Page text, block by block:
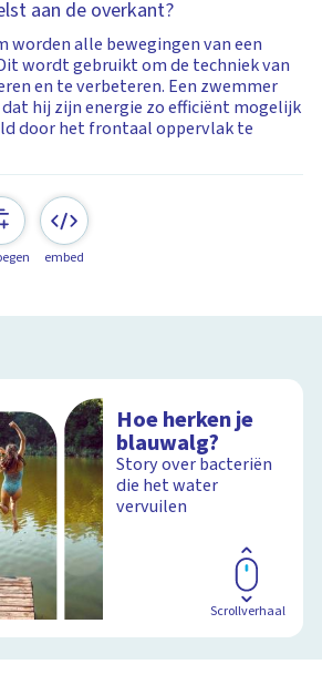
aan de overkant?
worden alle bewegingen van een
wordt gebruikt om de techniek van
en te verbeteren. Een zwemmer
hij zijn energie zo efficiënt mogelijk
door het frontaal oppervlak te
embed
Hoe herken je
blauwalg?
Story over bacteriën
die het water
vervuilen
Scrollverhaal